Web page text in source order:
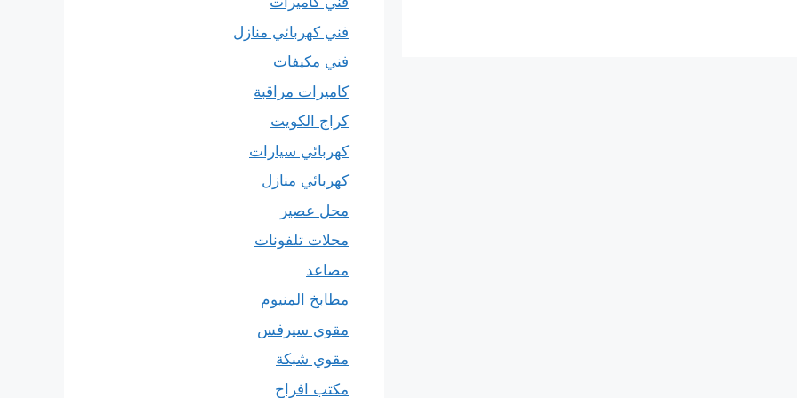
فني كهربائي منازل
فني مكيفات
كاميرات مراقبة
كراج الكويت
كهربائي سيارات
كهربائي منازل
محل عصير
محلات تلفونات
مصاعد
مطابخ المنيوم
مقوي سيرفس
مقوي شبكة
مكتب افراح